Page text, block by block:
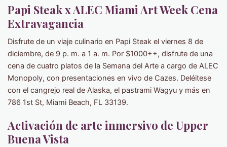
Papi Steak x ALEC Miami Art Week Cena
Extravagancia
Disfrute de un viaje culinario en Papi Steak el viernes 8 de
diciembre, de 9 p. m. a 1 a. m. Por $1000++, disfrute de una
cena de cuatro platos de la Semana del Arte a cargo de ALEC
Monopoly, con presentaciones en vivo de Cazes. Deléitese
con el cangrejo real de Alaska, el pastrami Wagyu y más en
786 1st St, Miami Beach, FL 33139.
Activación de arte inmersivo de Upper
Buena Vista